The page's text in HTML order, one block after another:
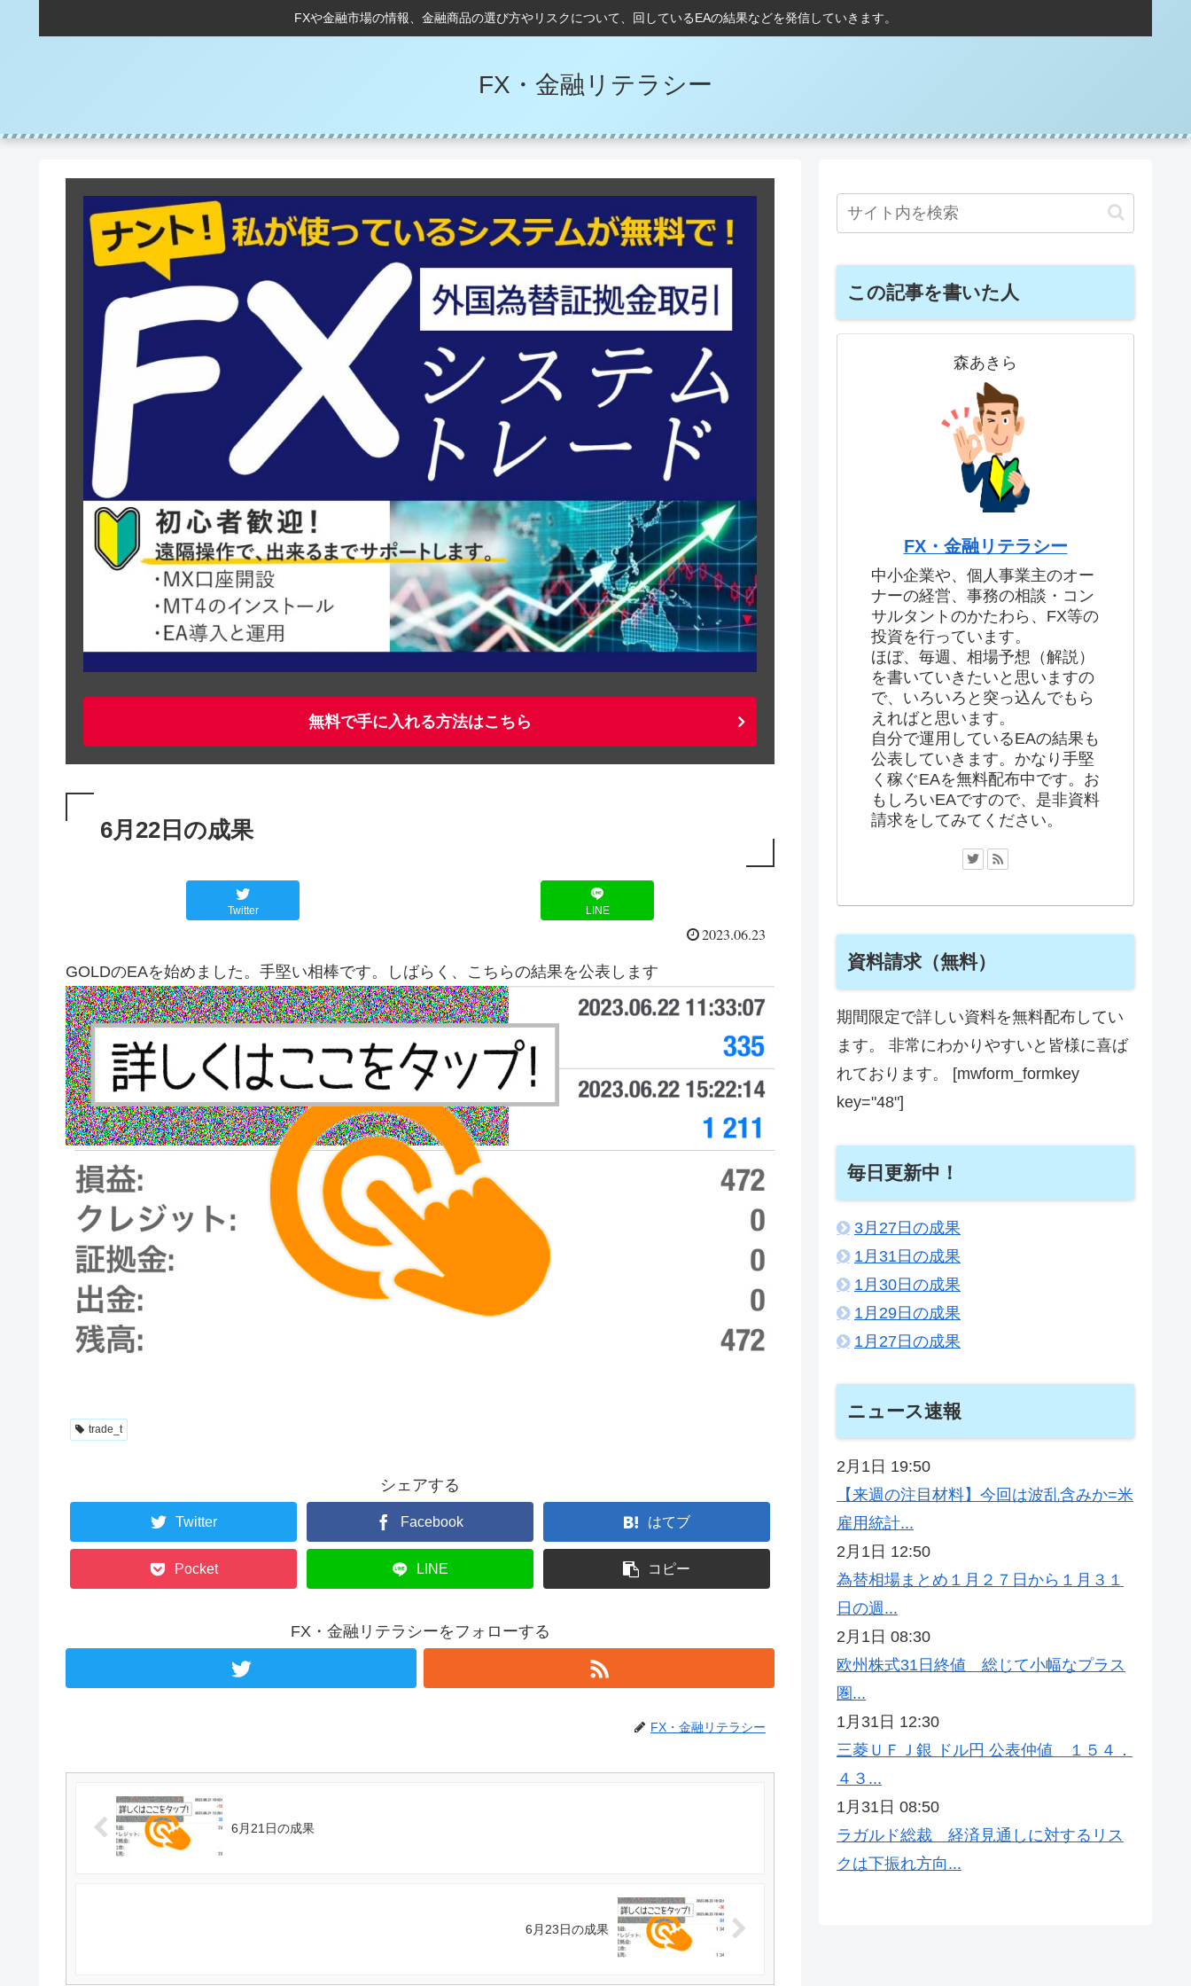
FXや金融市場の情報、金融商品の選び方やリスクについて、回しているEAの結果などを発信していきます。
FX・金融リテラシー
無料で手に入れる方法はこちら
6月22日の成果
Twitter LINE
2023.06.23
GOLDのEAを始めました。手堅い相棒です。しばらく、こちらの結果を公表します
trade_t
シェアする
Twitter Facebook はてブ
Pocket LINE コピー
FX・金融リテラシーをフォローする
FX・金融リテラシー
6月21日の成果
6月23日の成果
この記事を書いた人
森あきら
FX・金融リテラシー
中小企業や、個人事業主のオー
ナーの経営、事務の相談・コン
サルタントのかたわら、FX等の
投資を行っています。
ほぼ、毎週、相場予想（解説）
を書いていきたいと思いますの
で、いろいろと突っ込んでもら
えればと思います。
自分で運用しているEAの結果も
公表していきます。かなり手堅
く稼ぐEAを無料配布中です。お
もしろいEAですので、是非資料
請求をしてみてください。
資料請求（無料）
期間限定で詳しい資料を無料配布してい
ます。 非常にわかりやすいと皆様に喜ば
れております。 [mwform_formkey
key="48"]
毎日更新中！
3月27日の成果
1月31日の成果
1月30日の成果
1月29日の成果
1月27日の成果
ニュース速報
2月1日 19:50
【来週の注目材料】今回は波乱含みか=米
雇用統計...
2月1日 12:50
為替相場まとめ１月２７日から１月３１
日の週...
2月1日 08:30
欧州株式31日終値 総じて小幅なプラス
圏...
1月31日 12:30
三菱ＵＦＪ銀 ドル円 公表仲値 １５４．
４３...
1月31日 08:50
ラガルド総裁 経済見通しに対するリス
クは下振れ方向...